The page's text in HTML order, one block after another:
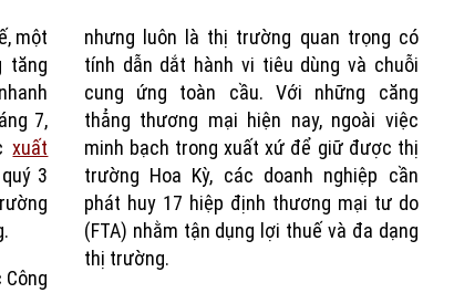
Time
một
tăng
7,
xuất
3
nhưng luôn là thị trường quan trọng có
tính dẫn dắt hành vi tiêu dùng và chuỗi
cung ứng toàn cầu. Với những căng
thẳng thương mại hiện nay, ngoài việc
minh bạch trong xuất xứ để giữ được thị
trường Hoa Kỳ, các doanh nghiệp cần
phát huy 17 hiệp định thương mại tư do
(FTA) nhằm tận dụng lợi thuế và đa dạng
thị trường.